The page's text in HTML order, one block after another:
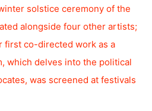
solstice ceremony of the
alongside four other artists;
first co-directed work as a
which delves into the political
was screened at festivals